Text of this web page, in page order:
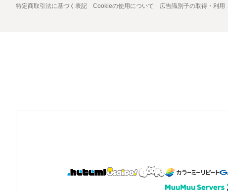
特定商取引法に基づく表記 Cookieの使用について 広告識別子の取得・利用